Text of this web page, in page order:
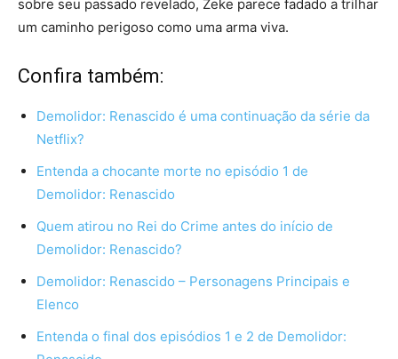
sobre seu passado revelado, Zeke parece fadado a trilhar
um caminho perigoso como uma arma viva.
Confira também:
Demolidor: Renascido é uma continuação da série da
Netflix?
Entenda a chocante morte no episódio 1 de
Demolidor: Renascido
Quem atirou no Rei do Crime antes do início de
Demolidor: Renascido?
Demolidor: Renascido – Personagens Principais e
Elenco
Entenda o final dos episódios 1 e 2 de Demolidor: